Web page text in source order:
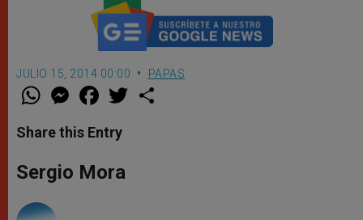
JULIO 15, 2014 00:00 PAPAS
W
t
s
p
p
M
e
s
e
g
e
F
a
e
b
o
k
w
Share this Entry
Sergio Mora